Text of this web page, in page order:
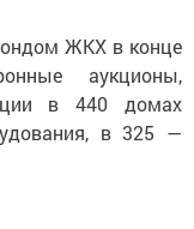
ЖКХ в конце
аукционы,
в 440 домах
в 325 —